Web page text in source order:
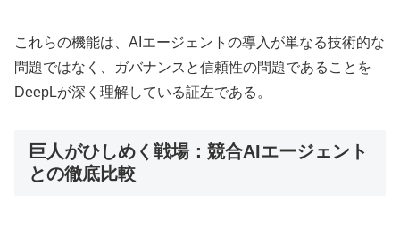
これらの機能は、AIエージェントの導入が単なる技術的な
問題ではなく、ガバナンスと信頼性の問題であることを
DeepLが深く理解している証左である。
巨人がひしめく戦場：競合AIエージェント
との徹底比較